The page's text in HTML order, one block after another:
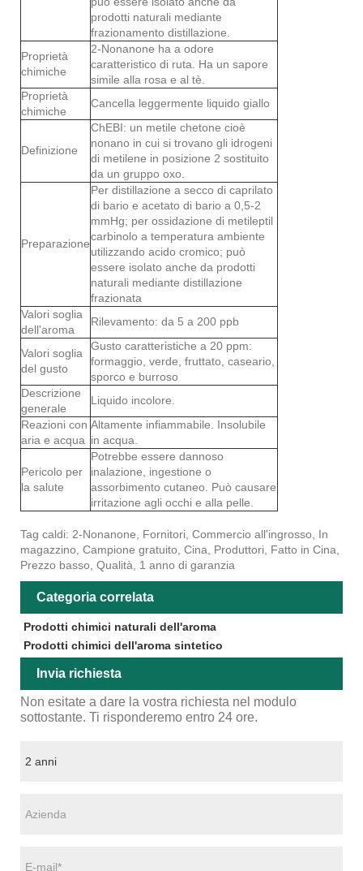
prodotti naturali mediante
frazionamento distillazione.
Proprietà
chimiche
2-Nonanone ha a odore
caratteristico di ruta. Ha un sapore
simile alla rosa e al tè.
Proprietà
chimiche
Cancella leggermente liquido giallo
Definizione
ChEBI: un metile chetone cioè
nonano in cui si trovano gli idrogeni
di metilene in posizione 2 sostituito
da un gruppo oxo.
Preparazione
Per distillazione a secco di caprilato
di bario e acetato di bario a 0,5-2
mmHg; per ossidazione di metileptil
carbinolo a temperatura ambiente
utilizzando acido cromico; può
essere isolato anche da prodotti
naturali mediante distillazione
frazionata
Valori soglia
dell'aroma
Rilevamento: da 5 a 200 ppb
Valori soglia
del gusto
Gusto caratteristiche a 20 ppm:
formaggio, verde, fruttato, caseario,
sporco e burroso
Descrizione
generale
Liquido incolore.
Reazioni con
aria e acqua
Altamente infiammabile. Insolubile
in acqua.
Pericolo per
la salute
Potrebbe essere dannoso
inalazione, ingestione o
assorbimento cutaneo. Può causare
irritazione agli occhi e alla pelle.
Tag caldi: 2-Nonanone, Fornitori, Commercio all'ingrosso, In
magazzino, Campione gratuito, Cina, Produttori, Fatto in Cina,
Prezzo basso, Qualità, 1 anno di garanzia
Categoria correlata
Prodotti chimici naturali dell'aroma
Prodotti chimici dell'aroma sintetico
Invia richiesta
Non esitate a dare la vostra richiesta nel modulo
sottostante. Ti risponderemo entro 24 ore.